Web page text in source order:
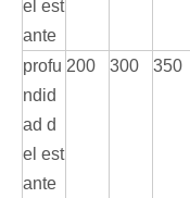
el est
ante
profu
ndid
ad d
el est
ante
200 300 350